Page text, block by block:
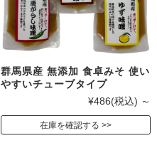
群馬県産 無添加 食卓みそ 使い
やすいチューブタイプ
¥486(税込) ～
在庫を確認する